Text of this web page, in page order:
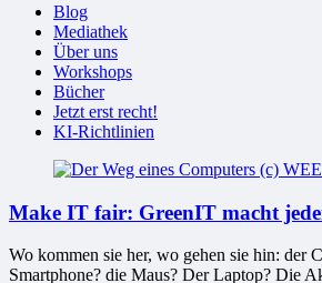
Blog
Mediathek
Über uns
Workshops
Bücher
Jetzt erst recht!
KI-Richtlinien
Make IT fair: GreenIT macht
Wo kommen sie her, wo gehen sie hin: der
Smartphone? die Maus? Der Laptop? Die